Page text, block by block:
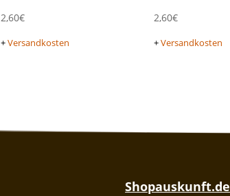
2,60€
+Versandkosten
2,60€
+Versandkosten
Shopauskunft.de